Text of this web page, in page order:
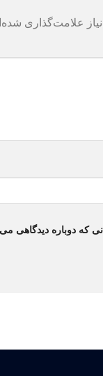
علامت‌گذاری
که دوباره دیدگاهی